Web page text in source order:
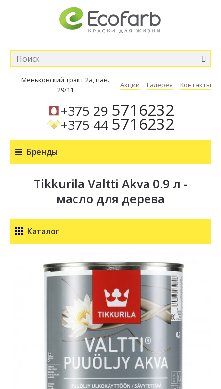
Меньковский тракт 2а, пав.
29/11
Акции Галерея Контакты
+375 29 5716232
+375 445716232
Бренды
Tikkurila Valtti Akva 0.9 л -
масло для дерева
Каталог